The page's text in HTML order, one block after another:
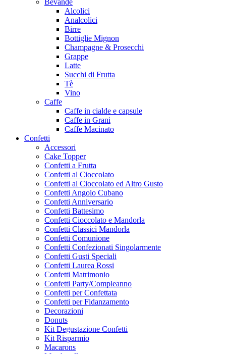
Bevande
Alcolici
Analcolici
Birre
Bottiglie Mignon
Champagne & Prosecchi
Grappe
Latte
Succhi di Frutta
Tè
Vino
Caffe
Caffe in cialde e capsule
Caffe in Grani
Caffe Macinato
Confetti
Accessori
Cake Topper
Confetti a Frutta
Confetti al Cioccolato
Confetti al Cioccolato ed Altro Gusto
Confetti Angolo Cubano
Confetti Anniversario
Confetti Battesimo
Confetti Cioccolato e Mandorla
Confetti Classici Mandorla
Confetti Comunione
Confetti Confezionati Singolarmente
Confetti Gusti Speciali
Confetti Laurea Rossi
Confetti Matrimonio
Confetti Party/Compleanno
Confetti per Confettata
Confetti per Fidanzamento
Decorazioni
Donuts
Kit Degustazione Confetti
Kit Risparmio
Macarons